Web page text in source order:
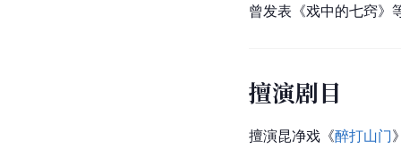
曾发表《戏中的七窍》
擅演剧目
擅演昆净戏《醉打山门